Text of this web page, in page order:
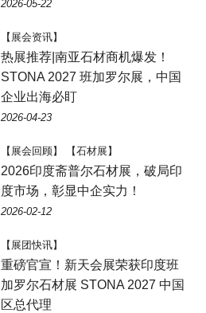
2026-05-22
【展会资讯】
热展推荐|南亚石材商机爆发！
STONA 2027 班加罗尔展，中国
企业出海必盯
2026-04-23
【展会回顾】 【石材展】
2026印度斋普尔石材展，破局印
度市场，彰显中企实力！
2026-02-12
【展团快讯】
重磅官宣！新天会展荣获印度班
加罗尔石材展 STONA 2027 中国
区总代理